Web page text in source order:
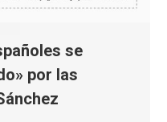
se
por las